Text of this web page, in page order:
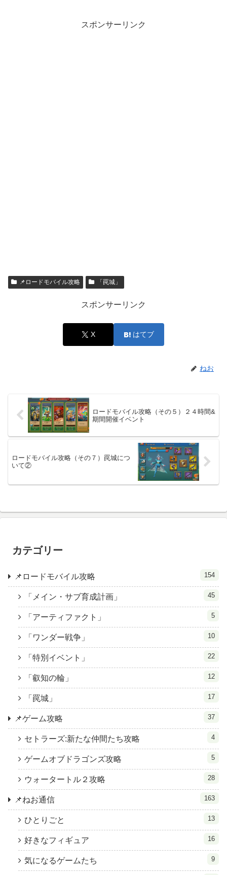
スポンサーリンク
📌ロードモバイル攻略 「罠城」
スポンサーリンク
X はてブ
ねお
ロードモバイル攻略（その５）２４時間&
期間開催イベント
ロードモバイル攻略（その７）罠城につ
いて②
カテゴリー
📌ロードモバイル攻略 154
「メイン・サブ育成計画」 45
「アーティファクト」 5
「ワンダー戦争」 10
「特別イベント」 22
「叡知の輪」 12
「罠城」 17
📌ゲーム攻略 37
セトラーズ:新たな仲間たち攻略 4
ゲームオブドラゴンズ攻略 5
ウォータートル２攻略 28
📌ねお通信 163
ひとりごと 13
好きなフィギュア 16
気になるゲームたち 9